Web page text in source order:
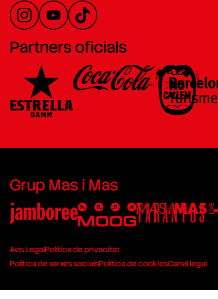
Partners oficials
Grup Mas i Mas
Avís LegalPolítica de privacitat
Política de xarxes socialsPolítica de cookiesCanal legal